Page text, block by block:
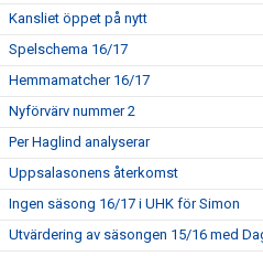
Kansliet öppet på nytt
Spelschema 16/17
Hemmamatcher 16/17
Nyförvärv nummer 2
Per Haglind analyserar
Uppsalasonens återkomst
Ingen säsong 16/17 i UHK för Simon
Utvärdering av säsongen 15/16 med